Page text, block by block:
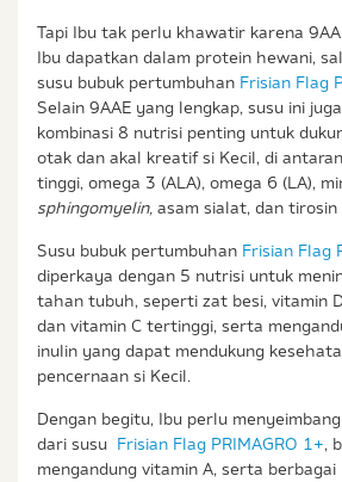
Tapi Ibu tak perlu khawatir karena
Ibu dapatkan dalam protein hewani,
susu bubuk pertumbuhan Frisian Flag
Selain 9AAE yang lengkap, susu ini
kombinasi 8 nutrisi penting untuk
otak dan akal kreatif si Kecil, di
tinggi, omega 3 (ALA), omega 6 (LA),
sphingomyelin, asam sialat, dan
Susu bubuk pertumbuhan Frisian Flag
diperkaya dengan 5 nutrisi untuk
tahan tubuh, seperti zat besi, vitamin
dan vitamin C tertinggi, serta
inulin yang dapat mendukung
pencernaan si Kecil.
Dengan begitu, Ibu perlu
dari susu Frisian Flag PRIMAGRO 1+,
mengandung vitamin A, serta berbagai